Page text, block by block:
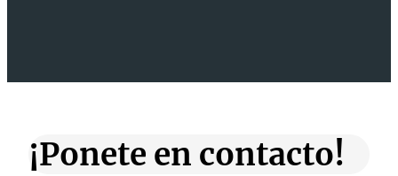
¡Ponete en contacto!